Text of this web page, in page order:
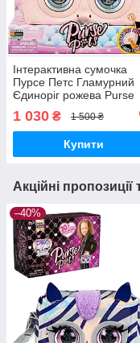
Інтерактивна сумочка
Пурсе Петс Гламурний
Єдиноріг рожева Purse
Pets Glamicorn Unicorn
Spin Master Оригінал
MyDoll.com.ua
1 030 ₴ 1 500 ₴
Купити
Акційні пропозиції
–40%